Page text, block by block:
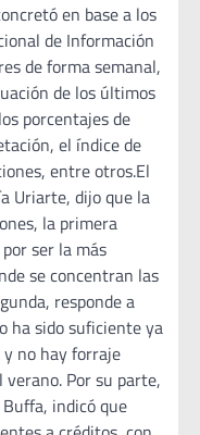
en base a los
de Información
de forma semanal,
de los últimos
porcentajes de
el índice de
entre otros.El
Uriarte, dijo que la
la primera
ser la más
se concentran las
responde a
ha sido suficiente ya
no hay forraje
Por su parte,
indicó que